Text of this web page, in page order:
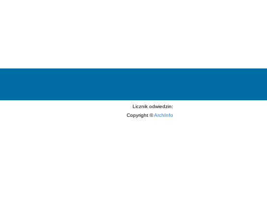
Licznik odwiedzin:
Copyright ©ArchInfo